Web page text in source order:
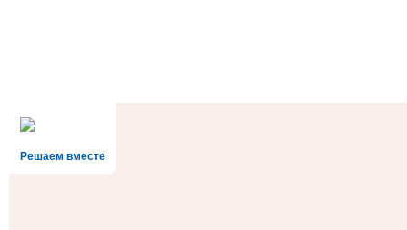
Решаем вместе